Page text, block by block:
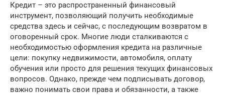
Кредит – это распространенный финансовый
инструмент, позволяющий получить необходимые
средства здесь и сейчас, с последующим возвратом в
оговоренный срок. Многие люди сталкиваются с
необходимостью оформления кредита на различные
цели: покупку недвижимости, автомобиля, оплату
обучения или просто для решения текущих финансовых
вопросов. Однако, прежде чем подписывать договор,
важно понимать свои права и обязанности, а также